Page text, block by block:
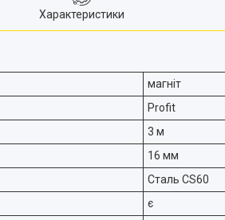
Характеристики
магніт
Profit
3 м
16 мм
Сталь CS60
є